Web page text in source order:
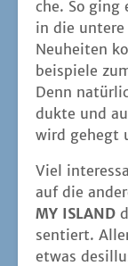
che. So ging
in die unte­re
Neu­hei­ten
bei­spie­le
Denn
duk­te und
wird gehegt
Viel
auf die
MY ISLAND
sen­tiert.
etwas